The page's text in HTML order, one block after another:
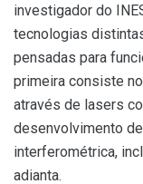
investigador do
tecnologias
pensadas para
primeira consiste
através de lasers
desenvolvimento
interferométrica,
adianta.